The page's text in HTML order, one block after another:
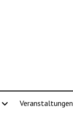
Veranstaltungen